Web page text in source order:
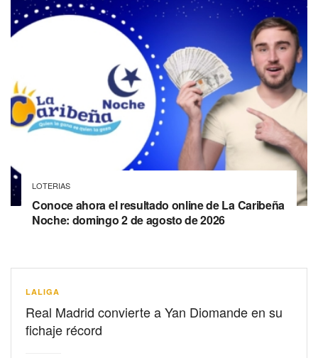
LOTERIAS
Conoce ahora el resultado online de La Caribeña
Noche: domingo 2 de agosto de 2026
LALIGA
Real Madrid convierte a Yan Diomande en su
fichaje récord